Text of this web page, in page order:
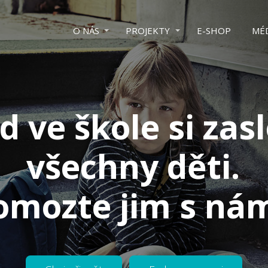
O NÁS PROJEKTY E-SHOP
ve škole si
všechny děti.
jim s